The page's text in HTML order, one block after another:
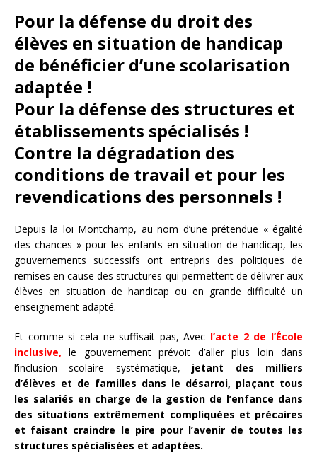
Pour la défense du droit des
élèves en situation de handicap
de bénéficier d’une scolarisation
adaptée !
Pour la défense des structures et
établissements spécialisés !
Contre la dégradation des
conditions de travail et pour les
revendications des personnels !
Depuis la loi Montchamp, au nom d’une prétendue « égalité
des chances » pour les enfants en situation de handicap, les
gouvernements successifs ont entrepris des politiques de
remises en cause des structures qui permettent de délivrer aux
élèves en situation de handicap ou en grande difficulté un
enseignement adapté.
Et comme si cela ne suffisait pas, Avec l’acte 2 de l’École
inclusive, le gouvernement prévoit d’aller plus loin dans
l’inclusion scolaire systématique, jetant des milliers
d’élèves et de familles dans le désarroi, plaçant tous
les salariés en charge de la gestion de l’enfance dans
des situations extrêmement compliquées et précaires
et faisant craindre le pire pour l’avenir de toutes les
structures spécialisées et adaptées.